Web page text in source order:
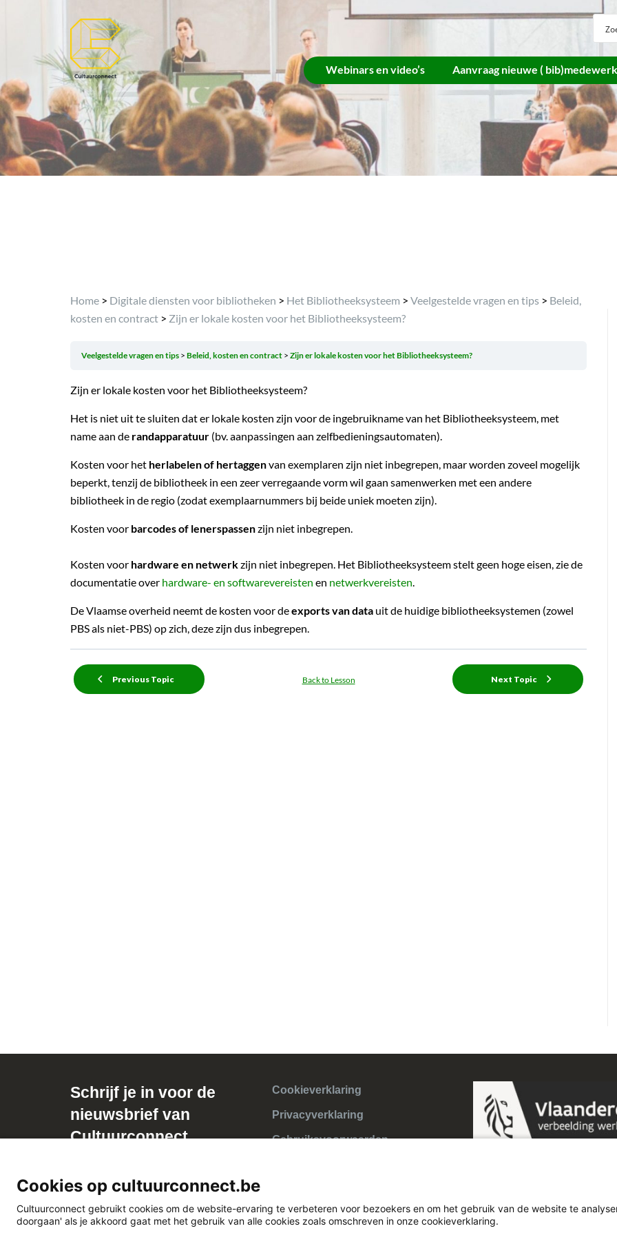
Webinars en video’s Aanvraag nieuwe (
Home > Digitale diensten voor bibliotheken > Het Bibliotheeksysteem > Veelgestelde vragen en tips > Beleid,
kosten en contract > Zijn er lokale kosten voor het Bibliotheeksysteem?
Veelgestelde vragen en tips Beleid, kosten en contract Zijn er lokale kosten voor het Bibliotheeksysteem?
Zijn er lokale kosten voor het Bibliotheeksysteem?
Het is niet uit te sluiten dat er lokale kosten zijn voor de ingebruikname van het Bibliotheeksysteem, met
name aan de randapparatuur (bv. aanpassingen aan zelfbedieningsautomaten).
Kosten voor het herlabelen of hertaggenvan exemplaren zijn niet inbegrepen, maar worden zoveel mogelijk
beperkt, tenzij de bibliotheek in een zeer verregaande vorm wil gaan samenwerken met een andere
bibliotheek in de regio (zodat exemplaarnummers bij beide uniek moeten zijn).
Kosten voor barcodes of lenerspassenzijn niet inbegrepen.
Kosten voor hardware en netwerkzijn niet inbegrepen. Het Bibliotheeksysteem stelt geen hoge eisen, zie de
documentatie over hardware- en softwarevereisten en netwerkvereisten.
De Vlaamse overheid neemt de kosten voor deexports van data uit de huidige bibliotheeksystemen (zowel
PBS als niet-PBS) op zich, deze zijn dus inbegrepen.
Previous Topic Back to Lesson Next Topic
Schrijf je in voor de
nieuwsbrief van
Cultuurconnect
Cookieverklaring
Privacyverklaring
Gebruiksvoorwaarden
Cookies op cultuurconnect.be
Cultuurconnect gebruikt cookies om de website-ervaring te verbeteren voor bezoekers en om het gebruik van de website te
doorgaan' als je akkoord gaat met het gebruik van alle cookies zoals omschreven in onze cookieverklaring.